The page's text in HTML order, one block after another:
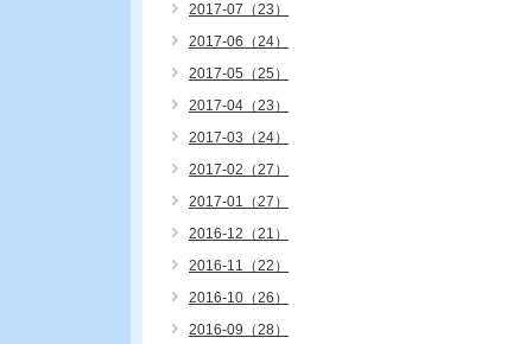
2017-07（23）
2017-06（24）
2017-05（25）
2017-04（23）
2017-03（24）
2017-02（27）
2017-01（27）
2016-12（21）
2016-11（22）
2016-10（26）
2016-09（28）